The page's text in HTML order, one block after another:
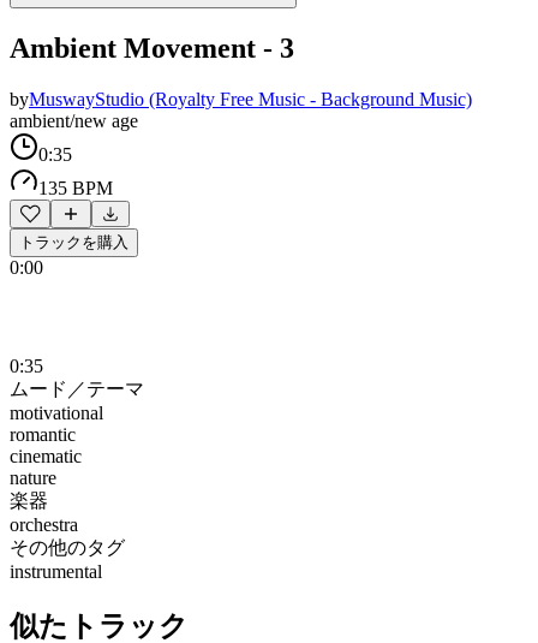
Ambient Movement - 3
byMuswayStudio (Royalty Free Music - Background Music)
ambient/new age
0:35
135 BPM
トラックを購入
0:00
0:35
ムード／テーマ
motivational
romantic
cinematic
nature
楽器
orchestra
その他のタグ
instrumental
似たトラック